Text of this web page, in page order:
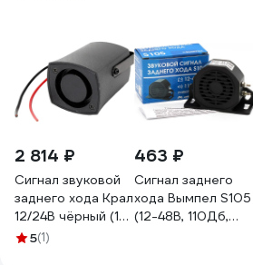
2 814 ₽
Сигнал звуковой
заднего хода Крал
12/24В чёрный (10
шт.) 2944
5(1)
463 ₽
Сигнал заднего
хода Вымпел S105
(12-48В, 110Дб,